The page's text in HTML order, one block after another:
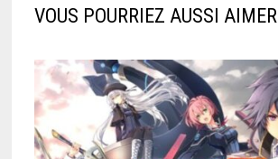
VOUS POURRIEZ AUSSI AIMER